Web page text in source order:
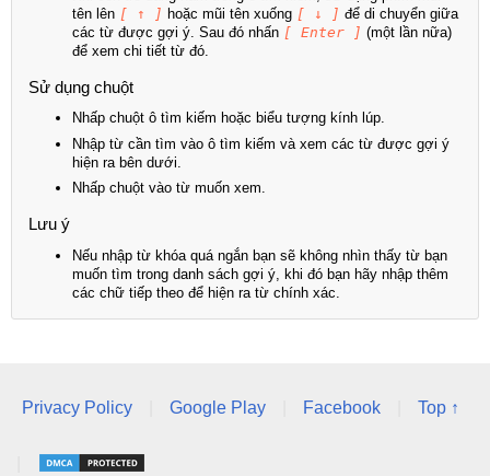
tên lên [ ↑ ] hoặc mũi tên xuống [ ↓ ] để di chuyển giữa
các từ được gợi ý. Sau đó nhấn [ Enter ] (một lần nữa)
để xem chi tiết từ đó.
Sử dụng chuột
Nhấp chuột ô tìm kiếm hoặc biểu tượng kính lúp.
Nhập từ cần tìm vào ô tìm kiếm và xem các từ được gợi ý
hiện ra bên dưới.
Nhấp chuột vào từ muốn xem.
Lưu ý
Nếu nhập từ khóa quá ngắn bạn sẽ không nhìn thấy từ bạn
muốn tìm trong danh sách gợi ý, khi đó bạn hãy nhập thêm
các chữ tiếp theo để hiện ra từ chính xác.
Privacy Policy Google Play Facebook Top ↑